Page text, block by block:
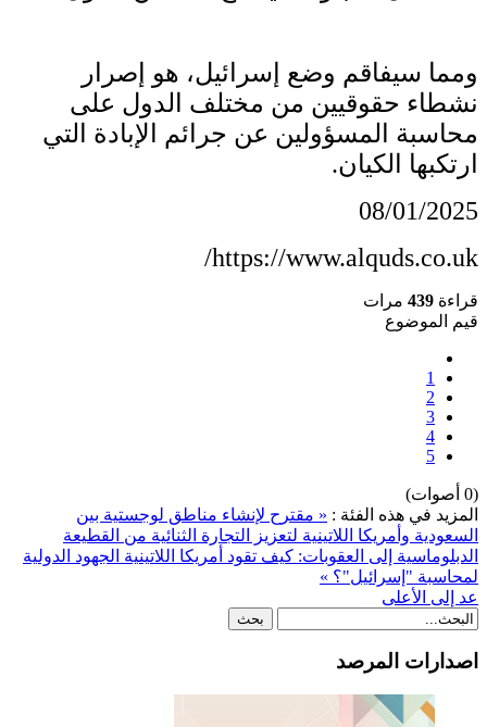
ومما سيفاقم وضع إسرائيل، هو إصرار
نشطاء حقوقيين من مختلف الدول على
محاسبة المسؤولين عن جرائم الإبادة التي
ارتكبها الكيان.
08/01/2025
https://www.alquds.co.uk/
قراءة 439 مرات
قيم الموضوع
1
2
3
4
5
(0 أصوات)
المزيد في هذه الفئة : « مقترح لإنشاء مناطق لوجستية بين
السعودية وأمريكا اللاتينية لتعزيز التجارة الثنائية من القطيعة
الدبلوماسية إلى العقوبات: كيف تقود أمريكا اللاتينية الجهود الدولية
لمحاسبة "إسرائيل"؟ »
عد إلى الأعلى
اصدارات المرصد